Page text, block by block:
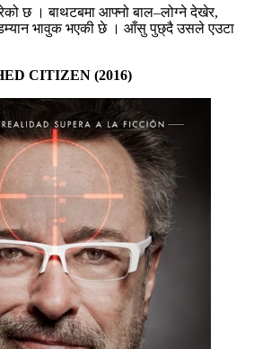
छ । बाथटबमा आफ्नो बाल–लोग्ने देखेर,
भावुक भएकी छे । आँसु पुछ्दै उसले एउटा
CITIZEN (2016)